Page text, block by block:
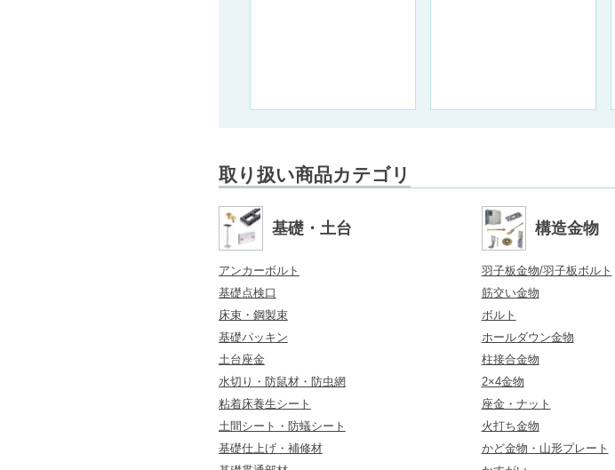
取り扱い商品カテゴリ
基礎・土台
アンカーボルト
基礎点検口
床束・鋼製束
基礎パッキン
土台座金
水切り・防鼠材・防虫網
粘着床養生シート
土間シート・防蟻シート
基礎仕上げ・補修材
構造金物
羽子板金物/羽子板ボルト
筋交い金物
ボルト
ホールダウン金物
柱接合金物
2×4金物
座金・ナット
火打ち金物
かど金物・山形プレート